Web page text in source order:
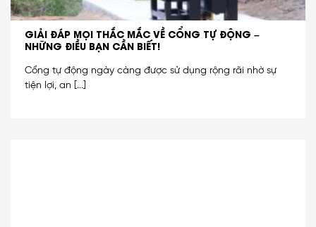
GIẢI ĐÁP MỌI THẮC MẮC VỀ CỔNG TỰ ĐỘNG –
NHỮNG ĐIỀU BẠN CẦN BIẾT!
Cổng tự động ngày càng được sử dụng rộng rãi nhờ sự
tiện lợi, an [...]